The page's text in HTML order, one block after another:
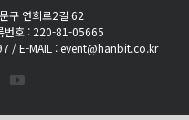
구 연희로2길 62
번호 : 220-81-05665
/ E-MAIL : event@hanbit.co.kr
YouTube